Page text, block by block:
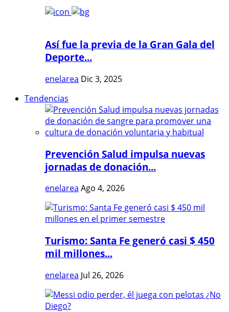
Así fue la previa de la Gran Gala del
Deporte...
enelarea Dic 3, 2025
Tendencias
Prevención Salud impulsa nuevas
jornadas de donación...
enelarea Ago 4, 2026
Turismo: Santa Fe generó casi $ 450
mil millones...
enelarea Jul 26, 2026